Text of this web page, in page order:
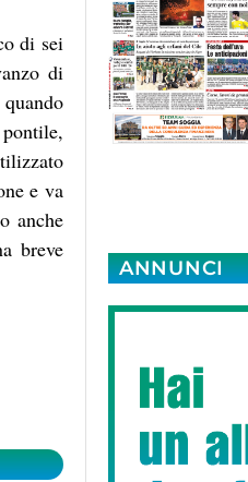
di sei
di
e va
anche
breve
ANNUNCI